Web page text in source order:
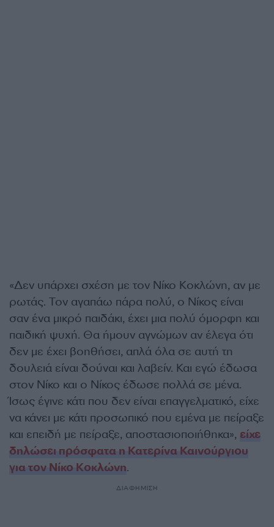
«Δεν υπάρχει σχέση με τον Νίκο Κοκλώνη, αν με
ρωτάς. Τον αγαπάω πάρα πολύ, ο Νίκος είναι
σαν ένα μικρό παιδάκι, έχει μια πολύ όμορφη και
παιδική ψυχή. Θα ήμουν αγνώμων αν έλεγα ότι
δεν με έχει βοηθήσει, απλά όλα σε αυτή τη
δουλειά είναι δούναι και λαβείν. Και εγώ έδωσα
στον Νίκο και ο Νίκος έδωσε πολλά σε μένα.
Ίσως έγινε κάτι που δεν είναι επαγγελματικό, είχε
να κάνει με κάτι προσωπικό που εμένα με πείραξε
και επειδή με πείραξε, αποστασιοποιήθηκα», είχε
δηλώσει πρόσφατα η Κατερίνα Καινούργιου
για τον Νίκο Κοκλώνη.
ΔΙΑΦΗΜΙΣΗ